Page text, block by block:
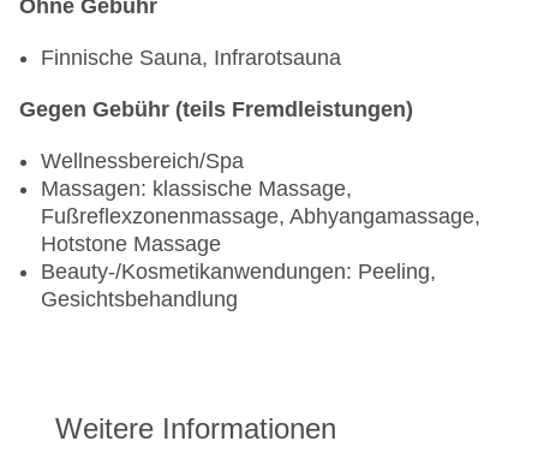
Ohne Gebühr
Finnische Sauna, Infrarotsauna
Gegen Gebühr (teils Fremdleistungen)
Wellnessbereich/Spa
Massagen: klassische Massage,
Fußreflexzonenmassage, Abhyangamassage,
Hotstone Massage
Beauty-/Kosmetikanwendungen: Peeling,
Gesichtsbehandlung
Weitere Informationen